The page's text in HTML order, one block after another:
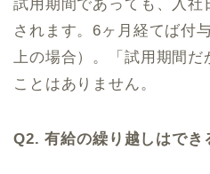
試用期間であっても、入
されます。6ヶ月経てば付
上の場合）。「試用期間
ことはありません。
Q2. 有給の繰り越しはでき